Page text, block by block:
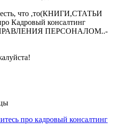
есть, что ,то(КНИГИ,СТАТЬИ
Кадровый консалтинг
ПЕРСОНАЛОМ..-
про кадровый консалтинг